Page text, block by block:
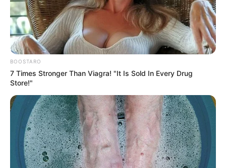
pourquoi pas…
11 DEUS ZACK
PRIX JEAN BOILLEREAU en cas de non
partant dans le Quinté
En cas de non partant de dernière minute ou peut-
être dans l’idée de venir pimenter les rapports dans
ce Tiercé Quarté Quinté voici notre « joker » et
certainement à belle cote pour la course du jour.
12 HARLEY GEMA
BOOSTARO
7 Times Stronger Than Viagra! "It Is Sold In Every Drug
Store!"